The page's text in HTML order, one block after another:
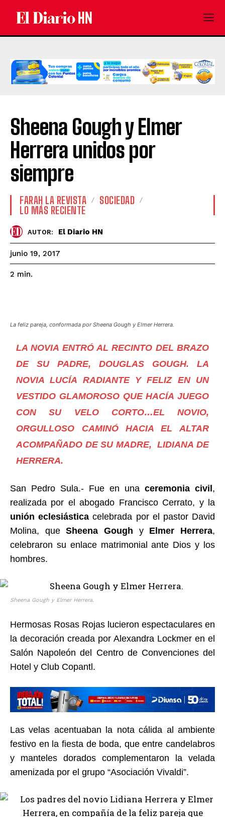
Sheena Gough y Elmer
Herrera unidos por
siempre
FARAH LA REVISTA
SOCIEDAD
LO MÁS RECIENTE
AUTOR: El Diario HN
junio 19, 2017
2 min.
La feliz pareja, conformada por Sheena Gough y Elmer Herrera.
LA NOVIA ENTRÓ AL RECINTO DEL BRAZO
DE SU PADRE, DOUGLAS GOUGH. LA
NOVIA LUCÍA RADIANTE Y FELIZ EN UN
VESTIDO GLAMOROSO QUE HACÍA JUEGO
CON SU VELO CORTO…EL NOVIO,
ORGULLOSO CAMINÓ HACIA EL ALTAR
ACOMPAÑADO DE SU MADRE, LIDIANA DE
HERRERA.
San Pedro Sula.- Fue en una ceremonia civil,
realizada por el abogado Francisco Cerrato, y la
unión eclesiástica celebrada por el pastor David
Molina, queSheena Gough y Elmer Herrera,
celebraron su enlace matrimonial ante Dios y los
hombres.
Sheena Gough y Elmer Herrera.
Hermosas Rosas Rojas lucieron espectaculares en
la decoración creada por Alexandra Lockmer en el
Salón Napoleón del Centro de Convenciones del
Hotel y Club Copantl.
Las velas acentuaban la nota cálida al ambiente
festivo en la fiesta de boda, que entre candelabros
y manteles dorados complementaron la velada
amenizada por el grupo “Asociación Vivaldi”.